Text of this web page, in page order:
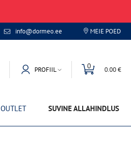
info@dormeo.ee MEIE POED
PROFIIL 0 0.00 €
OUTLET SUVINE ALLAHINDLUS